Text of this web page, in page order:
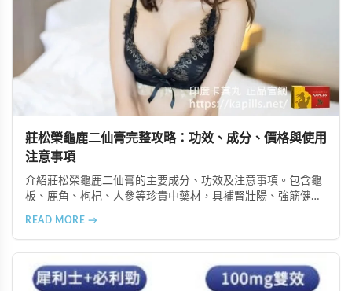
莊松榮龜鹿二仙膏完整攻略：功效、成分、價格與使用
注意事項
介紹莊松榮龜鹿二仙膏的主要成分、功效及注意事項。包含龜
板、鹿角、枸杞、人參等珍貴中藥材，具補腎壯陽、強筋健
READ MORE →